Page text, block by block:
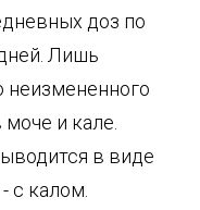
доз по
Лишь
неизмененного
и кале.
в виде
с калом.